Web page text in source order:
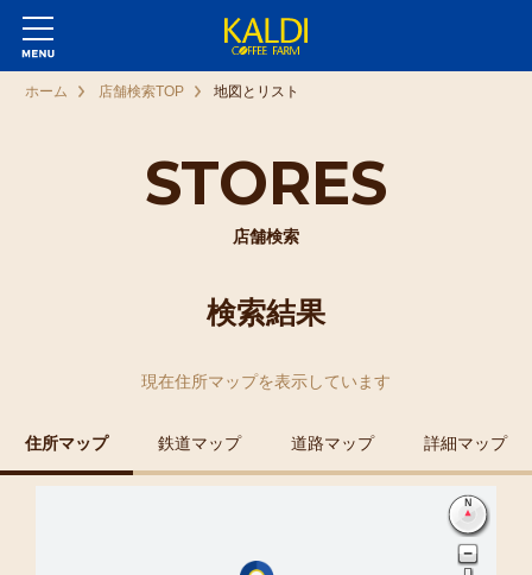
STORES
店舗検索
ホーム 店舗検索TOP 地図とリスト
検索結果
現在住所マップを表示しています
住所マップ 鉄道マップ 道路マップ 詳細マップ